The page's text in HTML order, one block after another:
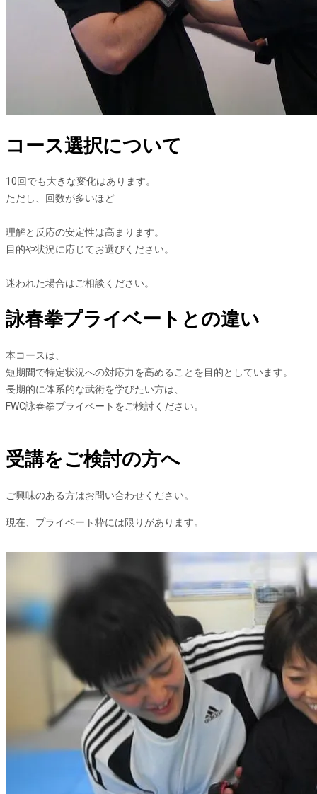
コース選択について
10回でも大きな変化はあります。
ただし、回数が多いほど
理解と反応の安定性は高まります。
目的や状況に応じてお選びください。
迷われた場合はご相談ください。
詠春拳プライベートとの違い
本コースは、
短期間で特定状況への対応力を高めることを目的としています。
長期的に体系的な武術を学びたい方は、
FWC詠春拳プライベートをご検討ください。
受講をご検討の方へ
ご興味のある方はお問い合わせください。
現在、プライベート枠には限りがあります。